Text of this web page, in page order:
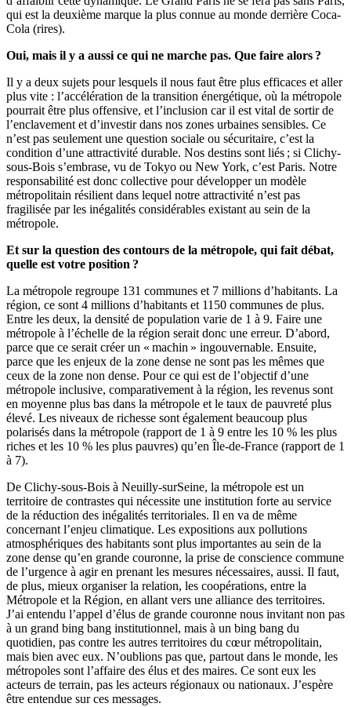
qui est la deuxième marque la plus connue au monde derrière Coca-
Cola (rires).
Oui, mais il y a aussi ce qui ne marche pas. Que faire alors ?
Il y a deux sujets pour lesquels il nous faut être plus efficaces et aller
plus vite : l’accélération de la transition énergétique, où la métropole
pourrait être plus offensive, et l’inclusion car il est vital de sortir de
l’enclavement et d’investir dans nos zones urbaines sensibles. Ce
n’est pas seulement une question sociale ou sécuritaire, c’est la
condition d’une attractivité durable. Nos destins sont liés ; si Clichy-
sous-Bois s’embrase, vu de Tokyo ou New York, c’est Paris. Notre
responsabilité est donc collective pour développer un modèle
métropolitain résilient dans lequel notre attractivité n’est pas
fragilisée par les inégalités considérables existant au sein de la
métropole.
Et sur la question des contours de la métropole, qui fait débat,
quelle est votre position ?
La métropole regroupe 131 communes et 7 millions d’habitants. La
région, ce sont 4 millions d’habitants et 1150 communes de plus.
Entre les deux, la densité de population varie de 1 à 9. Faire une
métropole à l’échelle de la région serait donc une erreur. D’abord,
parce que ce serait créer un « machin » ingouvernable. Ensuite,
parce que les enjeux de la zone dense ne sont pas les mêmes que
ceux de la zone non dense. Pour ce qui est de l’objectif d’une
métropole inclusive, comparativement à la région, les revenus sont
en moyenne plus bas dans la métropole et le taux de pauvreté plus
élevé. Les niveaux de richesse sont également beaucoup plus
polarisés dans la métropole (rapport de 1 à 9 entre les 10 % les plus
riches et les 10 % les plus pauvres) qu’en Île-de-France (rapport de 1
à 7).
De Clichy-sous-Bois à Neuilly-surSeine, la métropole est un
territoire de contrastes qui nécessite une institution forte au service
de la réduction des inégalités territoriales. Il en va de même
concernant l’enjeu climatique. Les expositions aux pollutions
atmosphériques des habitants sont plus importantes au sein de la
zone dense qu’en grande couronne, la prise de conscience commune
de l’urgence à agir en prenant les mesures nécessaires, aussi. Il faut,
de plus, mieux organiser la relation, les coopérations, entre la
Métropole et la Région, en allant vers une alliance des territoires.
J’ai entendu l’appel d’élus de grande couronne nous invitant non pas
à un grand bing bang institutionnel, mais à un bing bang du
quotidien, pas contre les autres territoires du cœur métropolitain,
mais bien avec eux. N’oublions pas que, partout dans le monde, les
métropoles sont l’affaire des élus et des maires. Ce sont eux les
acteurs de terrain, pas les acteurs régionaux ou nationaux. J’espère
être entendue sur ces messages.